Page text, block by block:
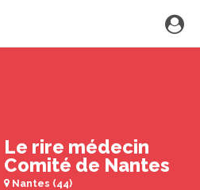
Le rire médecin
Comité de Nantes
Nantes (44)